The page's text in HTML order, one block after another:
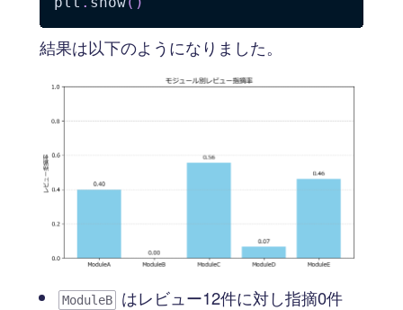
結果は以下のようになりました。
ModuleB
はレビュー12件に対し指摘0件